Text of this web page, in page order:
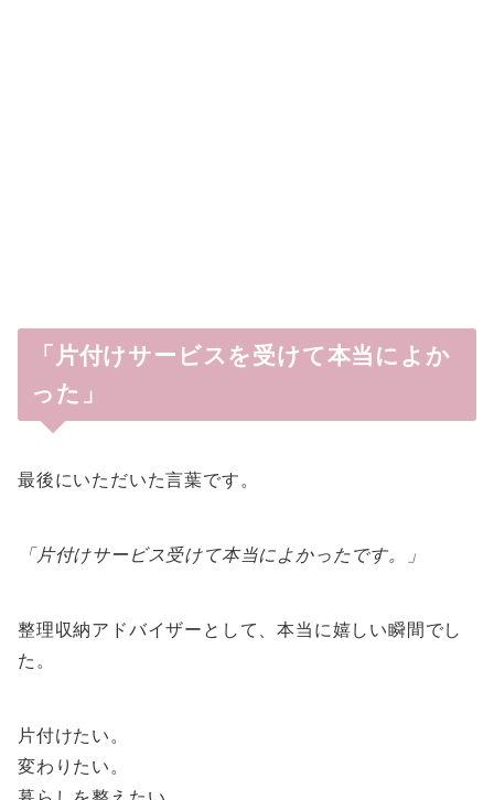
「片付けサービスを受けて本当によか
った」
最後にいただいた言葉です。
「片付けサービス受けて本当によかったです。」
整理収納アドバイザーとして、本当に嬉しい瞬間でし
た。
片付けたい。
変わりたい。